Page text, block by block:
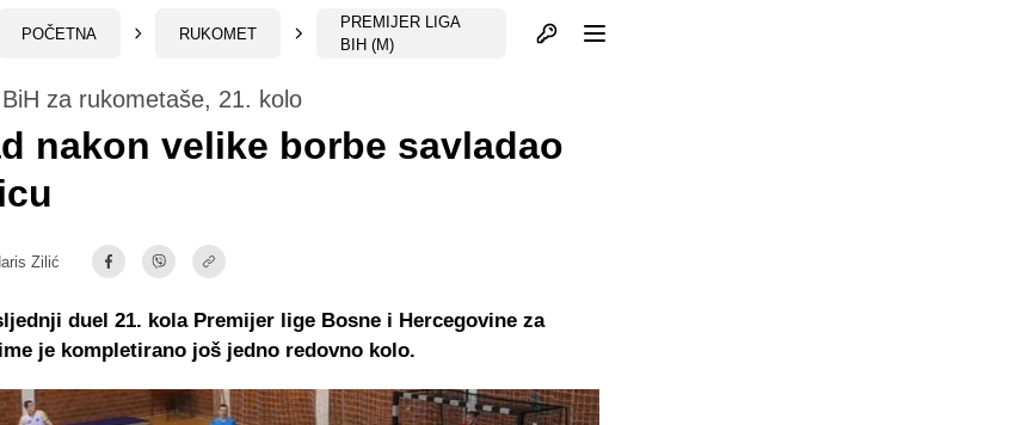
POČETNA RUKOMET
PREMIJER LIGA
BIH (M)
Otvori profil
za rukometaše, 21. kolo
nakon velike borbe savladao
Zilić
duel 21. kola Premijer lige Bosne i Hercegovine za
je kompletirano još jedno redovno kolo.